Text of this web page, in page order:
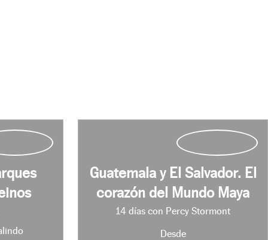
Guatemala y El Salvador. El
corazón del Mundo Maya
14 días con Percy Stormont
Desde